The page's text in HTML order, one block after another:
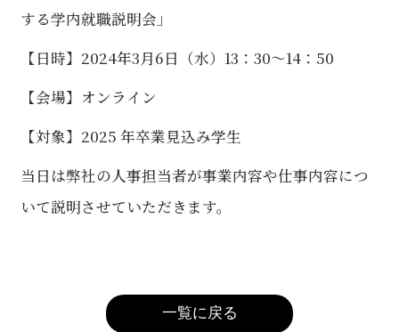
する学内就職説明会」
【日時】2024年3月6日（水）13：30～14：50
【会場】オンライン
【対象】2025 年卒業見込み学生
当日は弊社の人事担当者が事業内容や仕事内容につ
いて説明させていただきます。
一覧に戻る